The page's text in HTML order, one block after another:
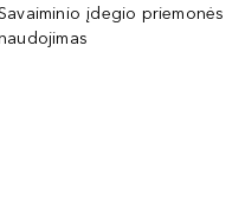
įdegio priemonės